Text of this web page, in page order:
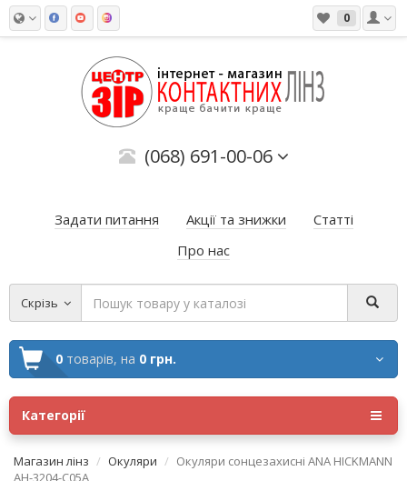
0
(068) 691-00-06
Задати питання Акції та знижки
Статті
Про нас
Скрізь
0 товарів, на 0 грн.
Категорії
Магазин лінз Окуляри
Окуляри сонцезахисні ANA HICKMANN
AH-3204-C05A